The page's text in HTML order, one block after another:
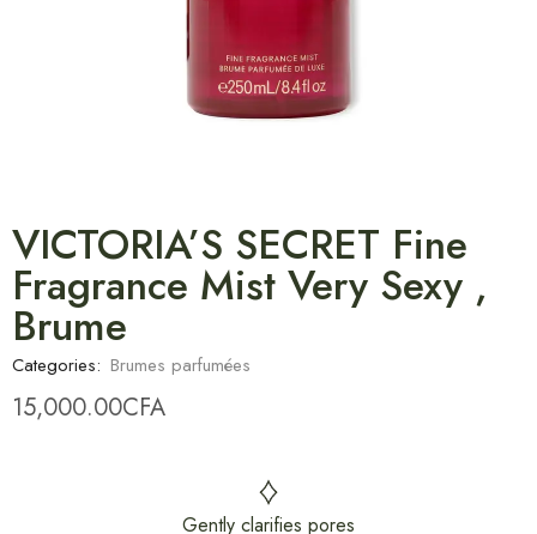
VICTORIA’S SECRET Fine
Fragrance Mist Very Sexy ,
Brume
Categories: Brumes parfumées
15,000.00CFA
Gently clarifies pores